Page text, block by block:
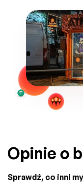
Opinie o
Sprawdź, co inni